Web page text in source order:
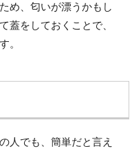
め、匂いが漂うかもし
蓋をしておくことで、
。
人でも、簡単だと言え